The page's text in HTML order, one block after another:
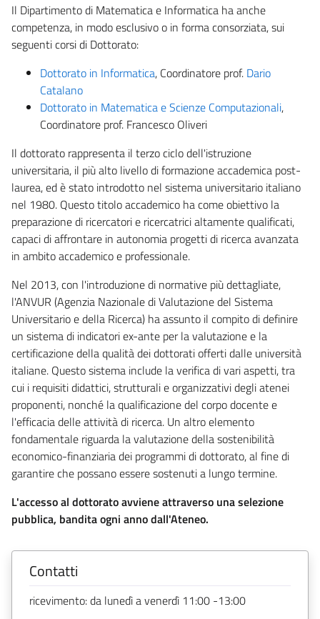
Il Dipartimento di Matematica e Informatica ha anche
competenza, in modo esclusivo o in forma consorziata, sui
seguenti corsi di Dottorato:
Dottorato in Informatica, Coordinatore prof. Dario
Catalano
Dottorato in Matematica e Scienze Computazionali,
Coordinatore prof. Francesco Oliveri
Il dottorato rappresenta il terzo ciclo dell'istruzione
universitaria, il più alto livello di formazione accademica post-
laurea, ed è stato introdotto nel sistema universitario italiano
nel 1980. Questo titolo accademico ha come obiettivo la
preparazione di ricercatori e ricercatrici altamente qualificati,
capaci di affrontare in autonomia progetti di ricerca avanzata
in ambito accademico e professionale.
Nel 2013, con l'introduzione di normative più dettagliate,
l'ANVUR (Agenzia Nazionale di Valutazione del Sistema
Universitario e della Ricerca) ha assunto il compito di definire
un sistema di indicatori ex-ante per la valutazione e la
certificazione della qualità dei dottorati offerti dalle università
italiane. Questo sistema include la verifica di vari aspetti, tra
cui i requisiti didattici, strutturali e organizzativi degli atenei
proponenti, nonché la qualificazione del corpo docente e
l'efficacia delle attività di ricerca. Un altro elemento
fondamentale riguarda la valutazione della sostenibilità
economico-finanziaria dei programmi di dottorato, al fine di
garantire che possano essere sostenuti a lungo termine.
L'accesso al dottorato avviene attraverso una selezione
pubblica, bandita ogni anno dall'Ateneo.
Contatti
ricevimento: da lunedì a venerdì 11:00 -13:00